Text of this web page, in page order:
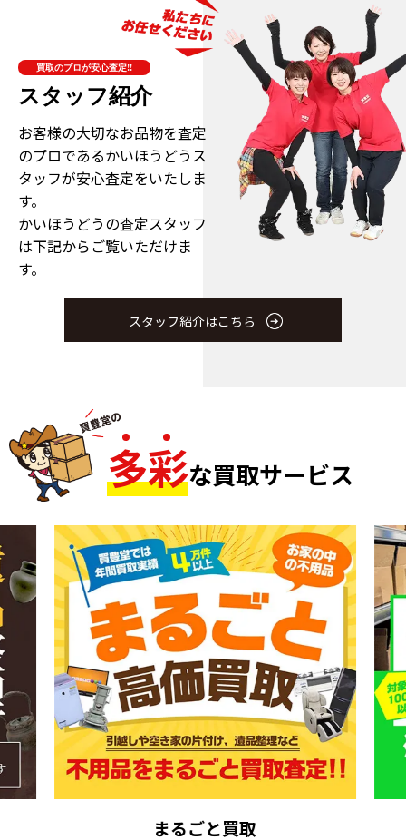
買取のプロが安心査定!!
スタッフ紹介
お客様の大切なお品物を査定
のプロであるかいほうどうス
タッフが安心査定をいたしま
す。
かいほうどうの査定スタッフ
は下記からご覧いただけま
す。
スタッフ紹介はこちら
多彩な買取サービス
まるごと買取